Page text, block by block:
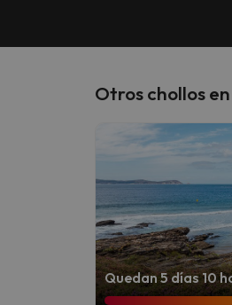
Otros chollos
Quedan 5 días 10